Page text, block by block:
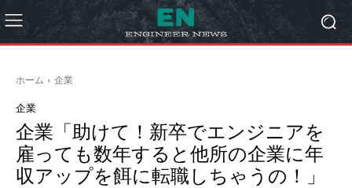
ホーム 企業
企業
企業「助けて！新卒でエンジニアを
雇っても数年すると他所の企業に年
収アップを餌に転職しちゃうの！」